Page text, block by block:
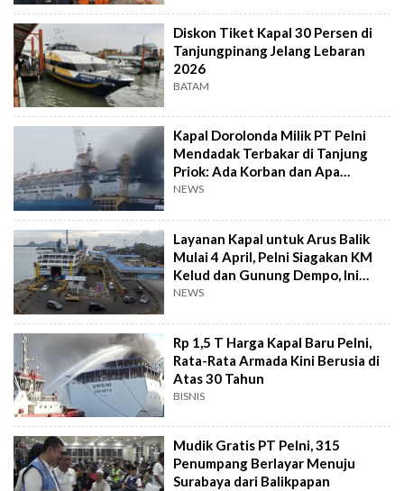
Diskon Tiket Kapal 30 Persen di
Tanjungpinang Jelang Lebaran
2026
BATAM
Kapal Dorolonda Milik PT Pelni
Mendadak Terbakar di Tanjung
Priok: Ada Korban dan Apa
Pemicunya?
NEWS
Layanan Kapal untuk Arus Balik
Mulai 4 April, Pelni Siagakan KM
Kelud dan Gunung Dempo, Ini
Rutenya!
NEWS
Rp 1,5 T Harga Kapal Baru Pelni,
Rata-Rata Armada Kini Berusia di
Atas 30 Tahun
BISNIS
Mudik Gratis PT Pelni, 315
Penumpang Berlayar Menuju
Surabaya dari Balikpapan